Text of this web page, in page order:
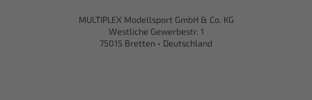
MULTIPLEX Modellsport GmbH & Co. KG
Westliche Gewerbestr. 1
75015 Bretten • Deutschland